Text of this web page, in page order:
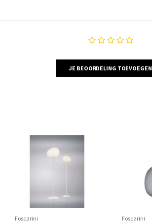
JE BEOORDELING TOEVOEGEN
Foscarini Foscarini